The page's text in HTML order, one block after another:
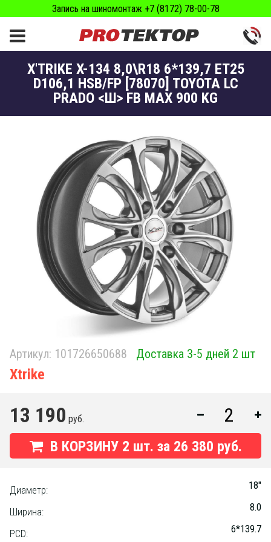
Запись на шиномонтаж +7 (8172) 78-00-78
X'TRIKE X-134 8,0\R18 6*139,7 ET25
D106,1 HSB/FP [78070] TOYOTA LC
PRADO <Ш> FB MAX 900 KG
Артикул: 101726650688 Доставка 3-5 дней 2 шт
Xtrike
13 190 руб.
В КОРЗИНУ 2 шт. за 26 380 руб.
Диаметр: 18"
Ширина: 8.0
PCD: 6*139.7